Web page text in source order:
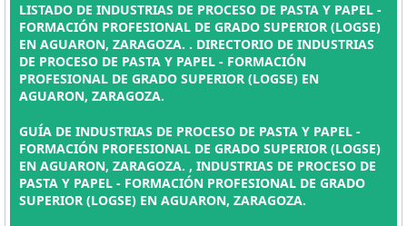
LISTADO DE INDUSTRIAS DE PROCESO DE PASTA Y PAPEL -
FORMACIÓN PROFESIONAL DE GRADO SUPERIOR (LOGSE)
EN AGUARON, ZARAGOZA. . DIRECTORIO DE INDUSTRIAS
DE PROCESO DE PASTA Y PAPEL - FORMACIÓN
PROFESIONAL DE GRADO SUPERIOR (LOGSE) EN
AGUARON, ZARAGOZA.
GUÍA DE INDUSTRIAS DE PROCESO DE PASTA Y PAPEL -
FORMACIÓN PROFESIONAL DE GRADO SUPERIOR (LOGSE)
EN AGUARON, ZARAGOZA. , INDUSTRIAS DE PROCESO DE
PASTA Y PAPEL - FORMACIÓN PROFESIONAL DE GRADO
SUPERIOR (LOGSE) EN AGUARON, ZARAGOZA.